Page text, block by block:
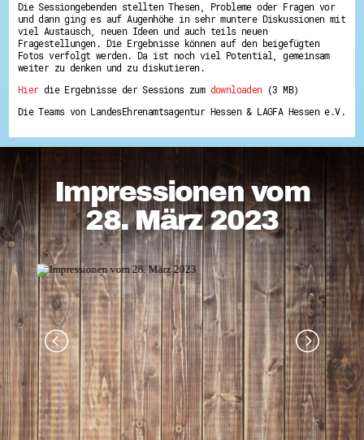
Die Sessiongebenden stellten Thesen, Probleme oder Fragen vor
und dann ging es auf Augenhöhe in sehr muntere Diskussionen mit
viel Austausch, neuen Ideen und auch teils neuen
Fragestellungen. Die Ergebnisse können auf den beigefügten
Fotos verfolgt werden. Da ist noch viel Potential, gemeinsam
weiter zu denken und zu diskutieren.
Hier die Ergebnisse der Sessions zum downloaden (3 MB)
Die Teams von LandesEhrenamtsagentur Hessen & LAGFA Hessen e.V.
Impressionen vom
28. März 2023